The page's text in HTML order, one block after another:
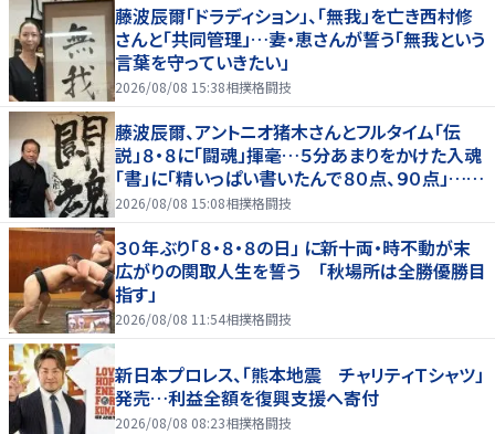
藤波辰爾「ドラディション」、「無我」を亡き西村修
さんと「共同管理」…妻・恵さんが誓う「無我という
言葉を守っていきたい」
2026/08/08 15:38相撲格闘技
藤波辰爾、アントニオ猪木さんとフルタイム「伝
説」８・８に「闘魂」揮毫…５分あまりをかけた入魂
「書」に「精いっぱい書いたんで８０点、９０点」…
「人間・藤波辰爾展」開催
2026/08/08 15:08相撲格闘技
３０年ぶり「８・８・８の日」 に新十両・時不動が末
広がりの関取人生を誓う 「秋場所は全勝優勝目
指す」
2026/08/08 11:54相撲格闘技
新日本プロレス、「熊本地震 チャリティＴシャツ」
発売…利益全額を復興支援へ寄付
2026/08/08 08:23相撲格闘技